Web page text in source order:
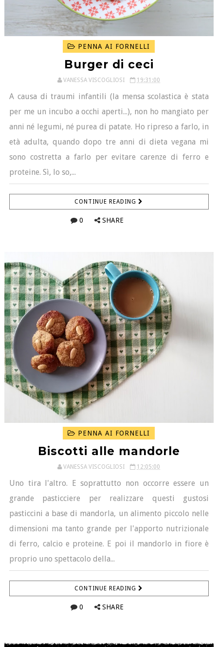
PENNA AI FORNELLI
Burger di ceci
VANESSA VISCOGLIOSI 19:31:00
A causa di traumi infantili (la mensa scolastica è stata
per me un incubo a occhi aperti...), non ho mangiato per
anni né legumi, né purea di patate. Ho ripreso a farlo, in
età adulta, quando dopo tre anni di dieta vegana mi
sono costretta a farlo per evitare carenze di ferro e
proteine. Sì, lo so,...
CONTINUE READING
0 SHARE
PENNA AI FORNELLI
Biscotti alle mandorle
VANESSA VISCOGLIOSI 12:05:00
Uno tira l'altro. E soprattutto non occorre essere un
grande pasticciere per realizzare questi gustosi
pasticcini a base di mandorla, un alimento piccolo nelle
dimensioni ma tanto grande per l'apporto nutrizionale
di ferro, calcio e proteine. E poi il mandorlo in fiore è
proprio uno spettacolo della...
CONTINUE READING
0 SHARE